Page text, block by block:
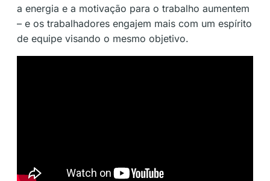
a energia e a motivação para o trabalho aumentem
– e os trabalhadores engajem mais com um espírito
de equipe visando o mesmo objetivo.